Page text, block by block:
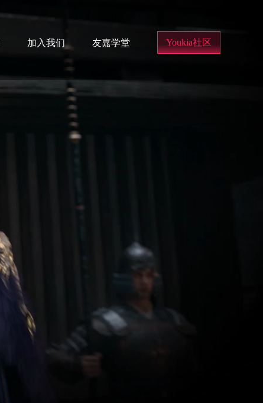
加入我们 友嘉学堂 Youkia社区